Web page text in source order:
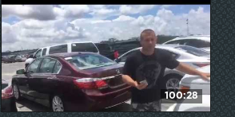
100:28